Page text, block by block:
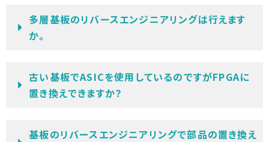
多層基板のリバースエンジニアリングは行えます
か。
古い基板でASICを使用しているのですがFPGAに
置き換えできますか？
基板のリバースエンジニアリングで部品の置き換え